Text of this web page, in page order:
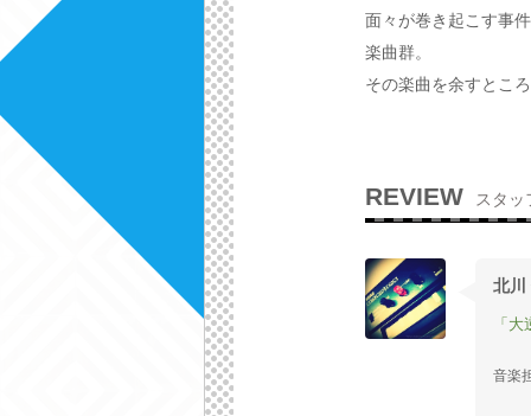
面々が巻き起こす事
楽曲群。
その楽曲を余すとこ
REVIEW スタッ
北川
「
音楽